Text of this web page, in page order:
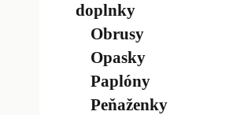
doplnky
Obrusy
Opasky
Paplóny
Peňaženky